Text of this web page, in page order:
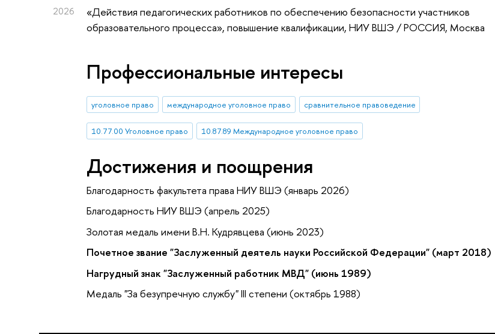
2026
«Действия педагогических работников по обеспечению безопасности участников
образовательного процесса», повышение квалификации, НИУ ВШЭ / РОССИЯ, Москва
Профессиональные интересы
уголовное право международное уголовное право сравнительное правоведение
10.77.00 Уголовное право 10.87.89 Международное уголовное право
Достижения и поощрения
Благодарность факультета права НИУ ВШЭ (январь 2026)
Благодарность НИУ ВШЭ (апрель 2025)
Золотая медаль имени В.Н. Кудрявцева (июнь 2023)
Почетное звание "Заслуженный деятель науки Российской Федерации" (март 2018)
Нагрудный знак "Заслуженный работник МВД" (июнь 1989)
Медаль "За безупречную службу" III степени (октябрь 1988)